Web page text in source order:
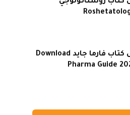
كتاب روشتاتولوجي
تحميل كتاب فارما جايد Download
Pharma Guide